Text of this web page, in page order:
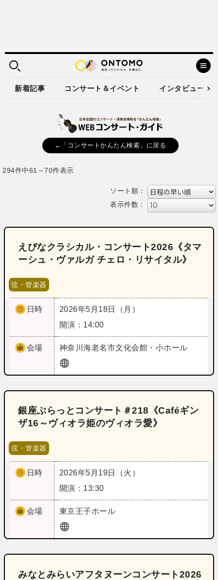
新着記事 コンサート＆イベント インタビュー
←「コンサートかんたん検索」に戻る
294件中61～70件表示
ソート順：
表示件数：
えびなクラシカル・コンサート2026《タマ
ーシュ・ヴァルガ チェロ・リサイタル》
弦・管楽器
日時
2026年5月18日（月）
開演：14:00
会場 神奈川海老名市文化会館・小ホール
銀座ぶらっとコンサート＃218《Caféギン
ザ16～ヴィオラ姫のヴィオラ愛》
弦・管楽器
日時
2026年5月19日（火）
開演：13:30
会場 東京王子ホール
みなとみらいアフタヌーンコンサート2026